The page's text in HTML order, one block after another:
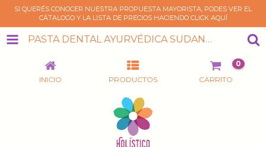
SI QUERÉS CONOCER NUESTRA PROPUESTA MAYORISTA, PODES VER EL
CÁTALOGO Y LA LISTA DE PRECIOS HACIENDO CLICK AQUÍ
PASTA DENTAL AYURVÉDICA SUDANTA CON HINOJO Y MENTA 100G
INICIO PRODUCTOS CARRITO
0